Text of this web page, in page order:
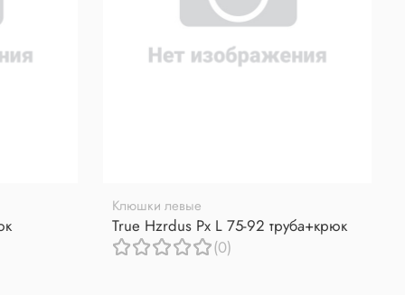
Клюшки левые
True Hzrdus Px L 75-92 труба+крюк
(0)